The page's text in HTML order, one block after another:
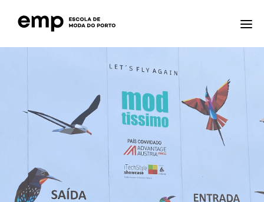
NOTÍCIAS
CTE – CENTRO TECNOLÓGICO ESPECIALIZADO
CONTACTOS